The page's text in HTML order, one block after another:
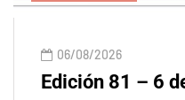
06/08/2026
Edición 81 – 6